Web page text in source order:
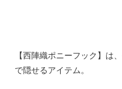
【西陣織ポニーフック】は
で隠せるアイテム。